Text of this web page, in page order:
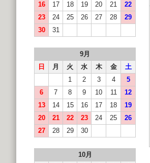
16
17 18 19 20 21
22
23
24 25 26 27 28
29
30
31
9月
日
月 火 水 木 金
土
1
2 3 4
5
6
7 8 9 10 11
12
13
14 15 16 17 18
19
20
21 22 23 24 25
26
27
28 29 30
10月